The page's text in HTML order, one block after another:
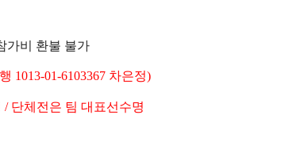
가비 환불 불가
1013-01-6103367 차은정)
/ 단체전은 팀 대표선수명